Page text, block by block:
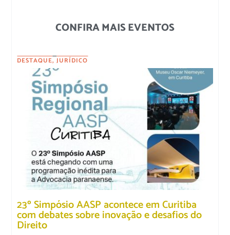
CONFIRA MAIS EVENTOS
DESTAQUE,JURÍDICO
23º Simpósio AASP acontece em Curitiba
com debates sobre inovação e desafios do
Direito